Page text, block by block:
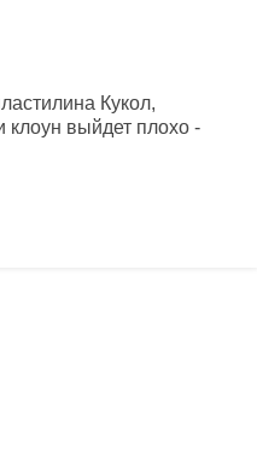
Кукол,
клоун выйдет плохо -